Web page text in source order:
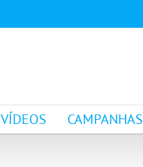
VÍDEOS CAMPANHAS